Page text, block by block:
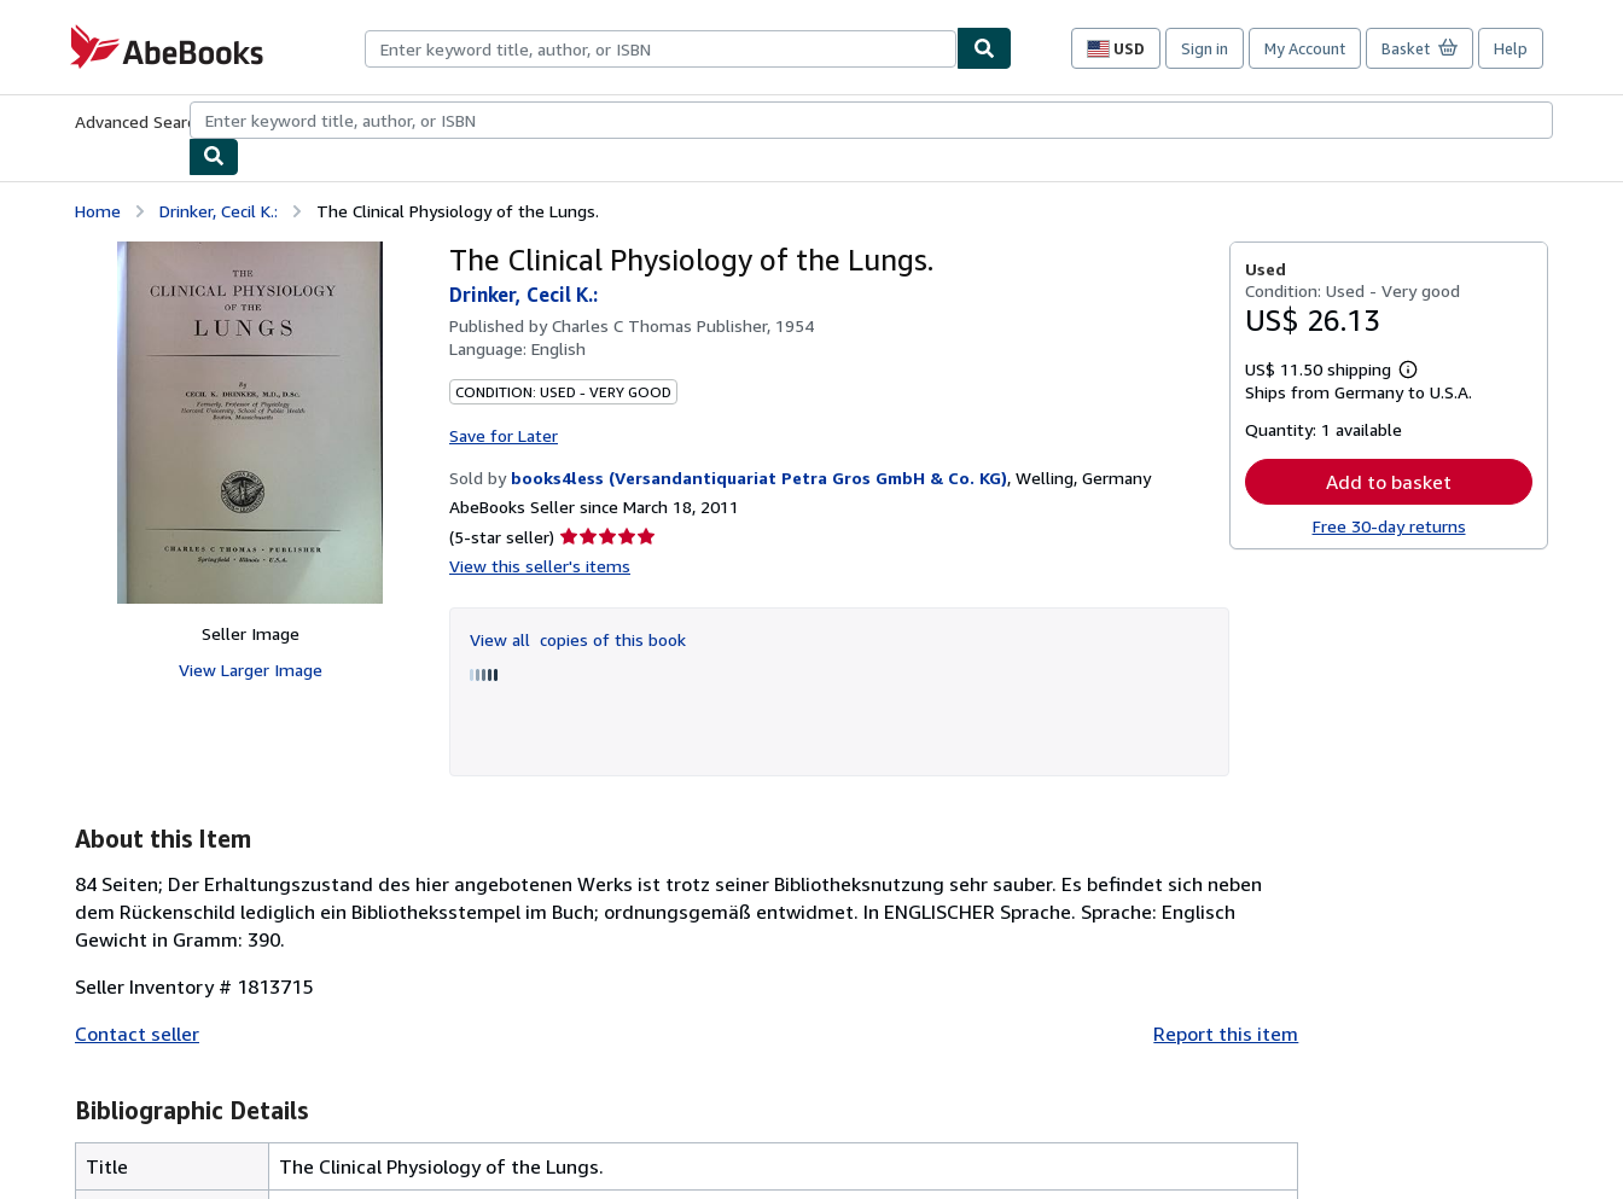
AbeBooks.com
USD
Site
preferences
Sign in My Account Basket Help
Advanced Search Browse CollectionsRare BooksArt & Collectibles
Home Drinker, Cecil K.: The Clinical Physiology of the Lungs.
Seller Image
View Larger Image
The Clinical Physiology of the Lungs.
Drinker, Cecil K.:
Published byCharles C Thomas Publisher, 1954
Language: English
CONDITION: USED - VERY GOOD
Save for Later
Sold by books4less (Versandantiquariat Petra Gros GmbH & Co. KG), Welling, Germany
AbeBooks Seller since March 18, 2011
(5-star seller) Seller
rating
of
5
View this seller's items
View all copies of this book
Used
Condition: Used - Very good
US$ 26.13
US$ 11.50 shipping
Learn
more
Ships from Germany to U.S.A.
Quantity: 1 available
Add to basket
Free 30-day returns
About this Item
84 Seiten; Der Erhaltungszustand des hier angebotenen Werks ist trotz seiner Bibliotheksnutzung sehr sauber. Es befindet sich neben
dem Rückenschild lediglich ein Bibliotheksstempel im Buch; ordnungsgemäß entwidmet. In ENGLISCHER Sprache. Sprache: Englisch
Gewicht in Gramm: 390.
Seller Inventory # 1813715
Contact seller
Report this item
Bibliographic Details
Title
The Clinical Physiology of the Lungs.